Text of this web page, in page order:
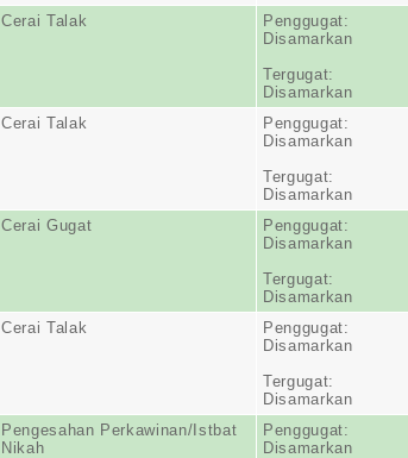
Cerai Talak
Penggugat:
Disamarkan
Tergugat:
Disamarkan
Cerai Talak
Penggugat:
Disamarkan
Tergugat:
Disamarkan
Cerai Gugat
Penggugat:
Disamarkan
Tergugat:
Disamarkan
Cerai Talak
Penggugat:
Disamarkan
Tergugat:
Disamarkan
Pengesahan Perkawinan/Istbat
Nikah
Penggugat:
Disamarkan